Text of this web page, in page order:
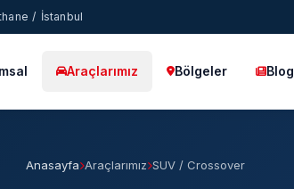
/ İstanbul
Araçlarımız Bölgeler Blog
Anasayfa Araçlarımız SUV / Crossover